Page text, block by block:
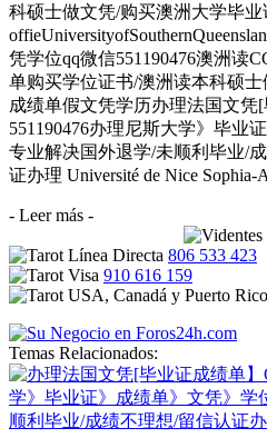
科硕士做文凭/购买澳洲大学毕
凭学位qq微信551190476澳洲读
单购买学位证书/澳洲读本科硕
成绩单假文凭学历办理法国文凭
551190476办理尼斯大学》毕业
专业解决国外退学/未顺利毕业/
证办理 Université de Nice Sophia-
- Leer más -
806 533 423
910 616 159
Temas Relacionados: